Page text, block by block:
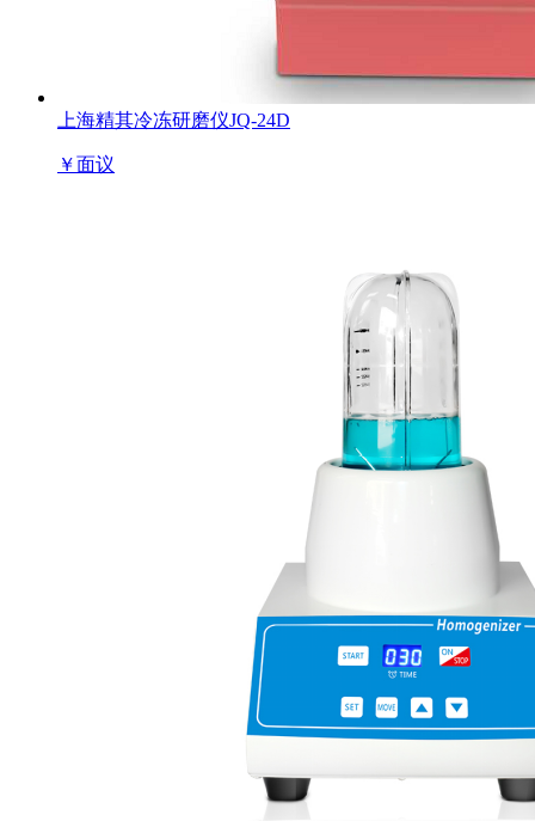
上海精其冷冻研磨仪JQ-24D
￥面议